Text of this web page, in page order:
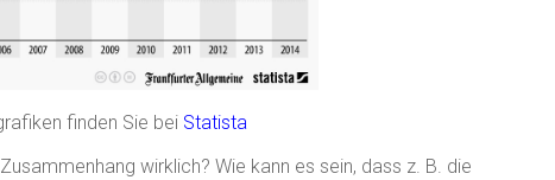
finden Sie bei Statista
wirklich? Wie kann es sein, dass z. B. die